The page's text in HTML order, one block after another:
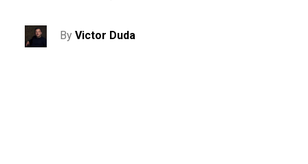
ByVictor Duda